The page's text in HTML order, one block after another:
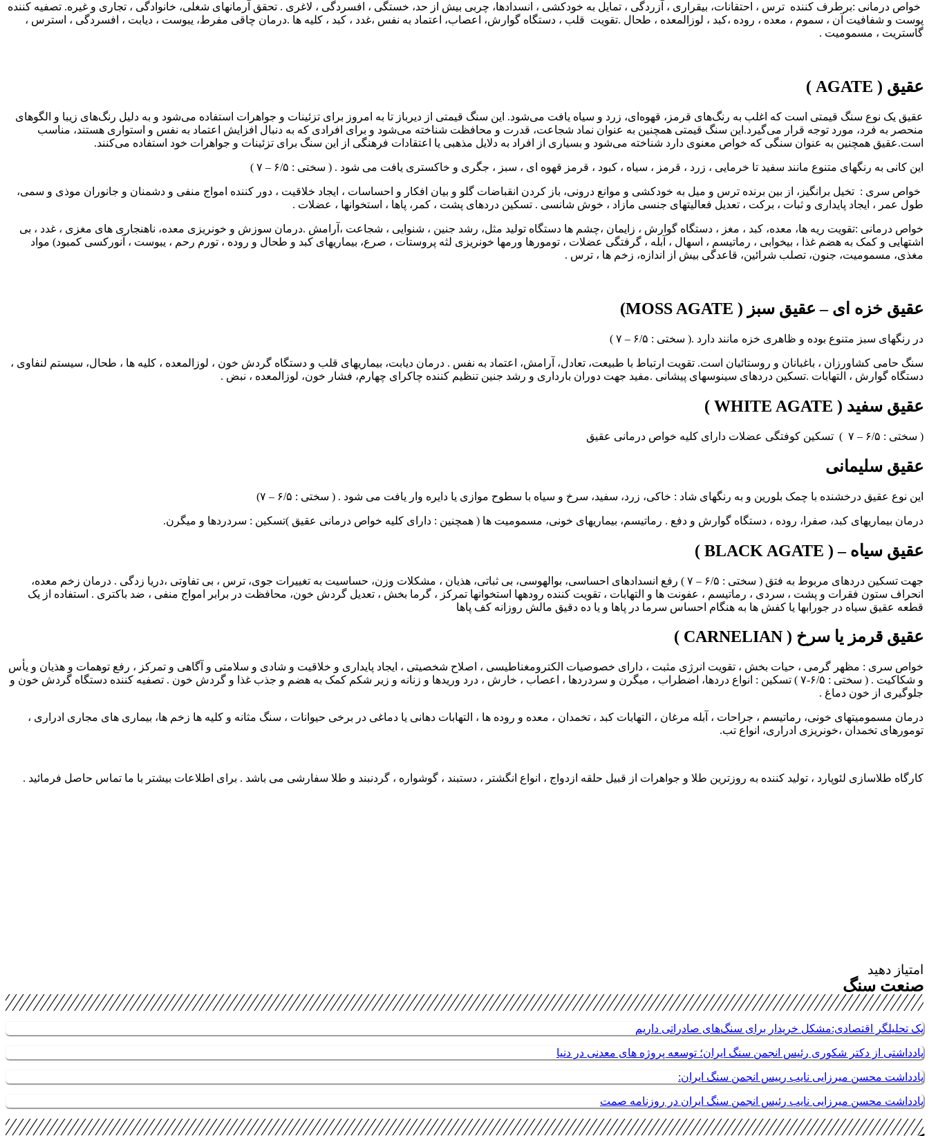
خواص درمانی :برطرف کننده ترس ، احتقانات، بیقراری ، آزردگی ، تمایل به خودکشی ، انسدادها، چربی بیش از حد، خستگی ، افسردگی ، لاغرى . تحقق آرمانهای شغلی، خانوادگی ، تجاری و غیره. تصفیه کننده
پوست و شفافیت آن ، سموم ، معده ، روده ،کبد ، لوزالمعده ، طحال .تقویت قلب ، دستگاه گوارش، اعصاب، اعتماد به نفس ،غدد ، کبد ، کلیه ها .درمان چاقی مفرط، یبوست ، دیابت ، افسردگی ، استرس ،
گاستریت ، مسمومیت .
عقیق ( AGATE )
عقیق یک نوع سنگ قیمتی است که اغلب به رنگ‌های قرمز، قهوه‌ای، زرد و سیاه یافت می‌شود. این سنگ قیمتی از دیرباز تا به امروز برای تزئینات و جواهرات استفاده می‌شود و به دلیل رنگ‌های زیبا و الگوهای
منحصر به فرد، مورد توجه قرار می‌گیرد.این سنگ قیمتی همچنین به عنوان نماد شجاعت، قدرت و محافظت شناخته می‌شود و برای افرادی که به دنبال افزایش اعتماد به نفس و استواری هستند، مناسب
است.عقیق همچنین به عنوان سنگی که خواص معنوی دارد شناخته می‌شود و بسیاری از افراد به دلایل مذهبی یا اعتقادات فرهنگی از این سنگ برای تزئینات و جواهرات خود استفاده می‌کنند.
این کانی به رنگهای متنوع مانند سفید تا خرمایی ، زرد ، قرمز ، سیاه ، کبود ، قرمز قهوه ای ، سبز ، جگری و خاکستری یافت می شود . ( سختی : ۶/۵ – ۷ )
خواص سری : تخیل برانگیز، از بین برنده ترس و میل به خودکشی و موانع درونی، باز کردن انقباضات گلو و بیان افکار و احساسات ، ایجاد خلاقیت ، دور کننده امواج منفی و دشمنان و جانوران موذی و سمی،
طول عمر ، ایجاد پایداری و ثبات ، برکت ، تعديل فعالیتهای جنسی مازاد ، خوش شانسی . تسکین دردهای پشت ، کمر، پاها ، استخوانها ، عضلات .
خواص درمانی :تقویت ریه ها، معده، کبد ، مغز ، دستگاه گوارش ، زایمان ،چشم ها دستگاه تولید مثل، رشد جنین ، شنوایی ، شجاعت ،آرامش .درمان سوزش و خونریزی معده، ناهنجاری های مغزی ، غدد ، بی
اشتهایی و کمک به هضم غذا ، بیخوابی ، رماتیسم ، اسهال ، آبله ، گرفتگی عضلات ، تومورها ورمها خونریزی لثه پروستات ، صرع، بیماریهای کبد و طحال و روده ، تورم رحم ، یبوست ، آنورکسی کمبود) مواد
مغذی، مسمومیت، جنون، تصلب شرائین، قاعدگی بیش از اندازه، زخم ها ، ترس .
عقیق خزه ای – عقیق سبز ( MOSS AGATE)
در رنگهای سبز متنوع بوده و ظاهری خزه مانند دارد .( سختی : ۶/۵ – ۷ )
سنگ حامی کشاورزان ، باغبانان و روستائیان است. تقویت ارتباط با طبیعت، تعادل، آرامش، اعتماد به نفس . درمان دیابت، بیماریهای قلب و دستگاه گردش خون ، لوزالمعده ، کلیه ها ، طحال، سیستم لنفاوی ،
دستگاه گوارش ، التهابات .تسکین دردهای سینوسهای پیشانی .مفید جهت دوران بارداری و رشد جنین تنظیم کننده چاکرای چهارم، فشار خون، لوزالمعده ، نبض .
عقیق سفید ( WHITE AGATE )
( سختی : ۶/۵ – ۷ ) تسکین کوفتگی عضلات دارای کلیه خواص درمانی عقیق
عقیق سلیمانی
این نوع عقیق درخشنده با چمک بلورین و به رنگهای شاد : خاکی، زرد، سفید، سرخ و سیاه با سطوح موازی یا دایره وار یافت می شود . ( سختی : ۶/۵ – ۷)
درمان بیماریهای کبد، صفرا، روده ، دستگاه گوارش و دفع . رماتیسم، بیماریهای خونی، مسمومیت ها ( همچنین : دارای کلیه خواص درمانی عقیق )تسکین : سردردها و میگرن.
عقیق سیاه – ( BLACK AGATE )
جهت تسکین دردهای مربوط به فتق ( سختی : ۶/۵ – ۷ ) رفع انسدادهای احساسی، بوالهوسی، بی ثباتی، هذیان ، مشکلات وزن، حساسیت به تغییرات جوی، ترس ، بی تفاوتی ،دریا زدگی . درمان زخم معده،
انحراف ستون فقرات و پشت ، سردی ، رماتیسم ، عفونت ها و التهابات ، تقویت کننده رودهها استخوانها تمرکز ، گرما بخش ، تعدیل گردش خون، محافظت در برابر امواج منفی ، ضد باکتری . استفاده از یک
قطعه عقیق سیاه در جورابها یا کفش ها به هنگام احساس سرما در پاها و یا ده دقیق مالش روزانه کف پاها
عقیق قرمز یا سرخ ( CARNELIAN )
خواص سری : مظهر گرمی ، حیات بخش ، تقویت انرژی مثبت ، دارای خصوصیات الکترومغناطیسی ، اصلاح شخصیتی ، ایجاد پایداری و خلاقیت و شادی و سلامتی و آگاهی و تمرکز ، رفع توهمات و هذیان و یأس
و شکاکیت . ( سختی : ۶/۵-۷ ) تسکین : انواع دردها، اضطراب ، میگرن و سردردها ، اعصاب ، خارش ، درد وریدها و زنانه و زیر شکم کمک به هضم و جذب غذا و گردش خون . تصفیه کننده دستگاه گردش خون و
جلوگیری از خون دماغ .
درمان مسمومیتهای خونی، رماتیسم ، جراحات ، آبله مرغان ، التهابات کبد ، تخمدان ، معده و روده ها ، التهابات دهانی یا دماغی در برخی حیوانات ، سنگ مثانه و کلیه ها زخم ها، بیماری های مجاری ادراری ،
تومورهای تخمدان ،خونریزی ادراری، انواع تب.
کارگاه طلاسازی لئوپارد ، تولید کننده به روزترین طلا و جواهرات از قبیل حلقه ازدواج ، انواع انگشتر ، دستبند ، گوشواره ، گردنبند و طلا سفارشی می باشد . برای اطلاعات بیشتر با ما تماس حاصل فرمائید .
امتیاز دهید
صنعت سنگ
یک تحلیلگر اقتصادی:مشکل خریدار برای سنگ‌های صادراتی داریم
یادداشتی از دکتر شکوری رئیس انجمن سنگ ایران؛ توسعه پروژه های معدنی در دنیا
یادداشت محسن میرزایی نایب رییس انجمن سنگ ایران:
یادداشت محسن میرزایی نایب رئیس انجمن سنگ ایران در روزنامه صمت